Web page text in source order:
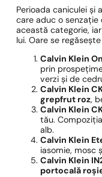
Perioada caniculei și
care aduc o senzație
această categorie,
lui. Oare se
Calvin Klein
prin
verzi și de
Calvin Klein
grepfrut roz,
Calvin Klein
tău.
alb.
Calvin Klein
iasomie, mosc
Calvin Klein
portocală